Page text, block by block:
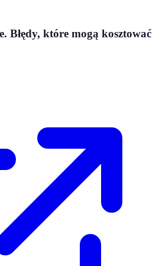
Błędy, które mogą kosztować